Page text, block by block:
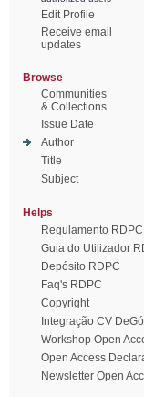
Edit Profile
Receive email
updates
Browse
Communities
& Collections
Issue Date
Author
Title
Subject
Helps
Regulamento RDPC
Guia do Utilizador
Depósito RDPC
Faq's RDPC
Copyright
Integração CV
Workshop Open
Open Access
Newsletter Open